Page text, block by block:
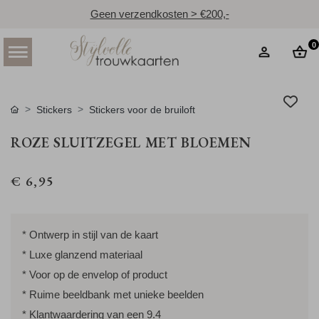
Geen verzendkosten > €200,-
0
Stickers Stickers voor de bruiloft
ROZE SLUITZEGEL MET BLOEMEN
€ 6,95
* Ontwerp in stijl van de kaart
* Luxe glanzend materiaal
* Voor op de envelop of product
* Ruime beeldbank met unieke beelden
* Klantwaardering van een 9.4